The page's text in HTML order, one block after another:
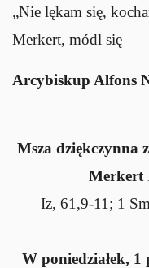
„Nie lękam się,
Merkert, módl się
Arcybiskup Alfons
Msza dziękczynna
Merkert
Iz, 61,9-11; 1
W poniedziałek,